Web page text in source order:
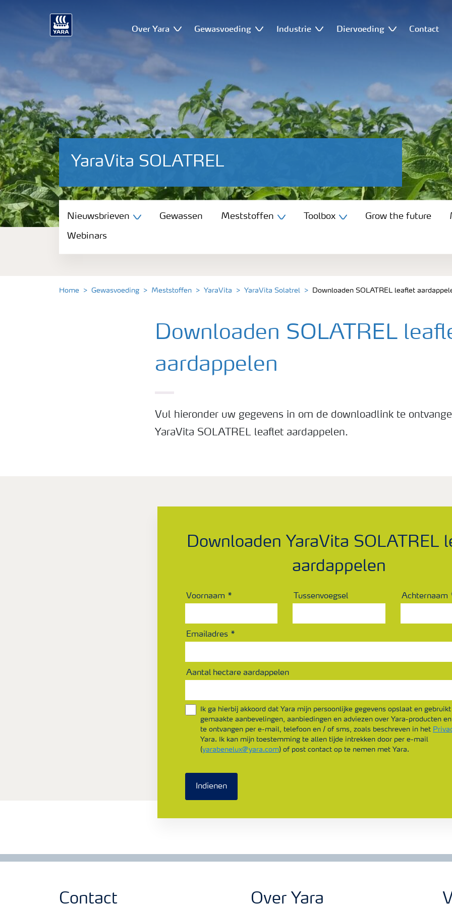
Over Yara Gewasvoeding Industrie Diervoeding Contact
YaraVita SOLATREL
Nieuwsbrieven
Gewassen
Nieuwsbrieven Gewassen Meststoffen Toolbox Grow the future
Webinars
Home Gewasvoeding Meststoffen YaraVita YaraVita Solatrel Downloaden SOLATREL leaflet
Downloaden SOLATREL
aardappelen
Vul hieronder uw gegevens in om de downloadlink te
YaraVita SOLATREL leaflet aardappelen.
Downloaden YaraVita SOLATREL
aardappelen
Voornaam Tussenvoegsel Achternaam
Emailadres
Aantal hectare aardappelen
Ik ga hierbij akkoord dat Yara mijn persoonlijke gegevens opslaat en
gemaakte aanbevelingen, aanbiedingen en adviezen over Yara-producten
te ontvangen per e-mail, telefoon en / of sms, zoals beschreven in het
Yara. Ik kan mijn toestemming te allen tijde intrekken door per e-mail
(yarabenelux@yara.com) of post contact op te nemen met Yara.
Indienen
Contact Over Yara